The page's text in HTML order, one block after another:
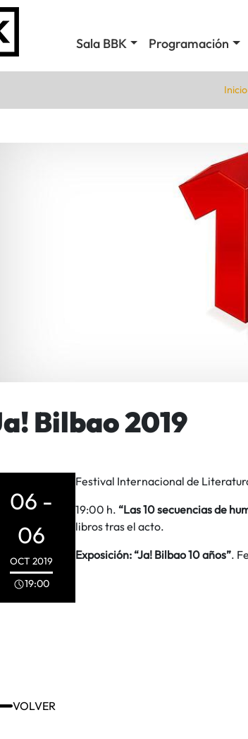
Sala BBK Programación
Inicio
Bilbao 2019
06 -
06
OCT 2019
19:00
Festival Internacional de
19:00 h. “Las 10 secuencias de
libros tras el acto.
Exposición: “Ja! Bilbao 10 años”.
VOLVER